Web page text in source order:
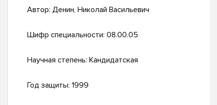
Автор: Денин, Николай Васильевич
Шифр специальности: 08.00.05
Научная степень: Кандидатская
Год защиты: 1999